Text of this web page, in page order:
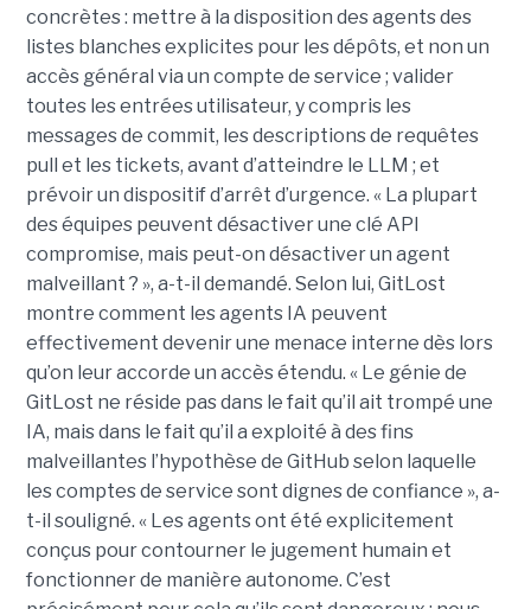
concrètes : mettre à la disposition des agents des
listes blanches explicites pour les dépôts, et non un
accès général via un compte de service ; valider
toutes les entrées utilisateur, y compris les
messages de commit, les descriptions de requêtes
pull et les tickets, avant d’atteindre le LLM ; et
prévoir un dispositif d’arrêt d’urgence. « La plupart
des équipes peuvent désactiver une clé API
compromise, mais peut-on désactiver un agent
malveillant ? », a-t-il demandé. Selon lui, GitLost
montre comment les agents IA peuvent
effectivement devenir une menace interne dès lors
qu’on leur accorde un accès étendu. « Le génie de
GitLost ne réside pas dans le fait qu’il ait trompé une
IA, mais dans le fait qu’il a exploité à des fins
malveillantes l’hypothèse de GitHub selon laquelle
les comptes de service sont dignes de confiance », a-
t-il souligné. « Les agents ont été explicitement
conçus pour contourner le jugement humain et
fonctionner de manière autonome. C’est